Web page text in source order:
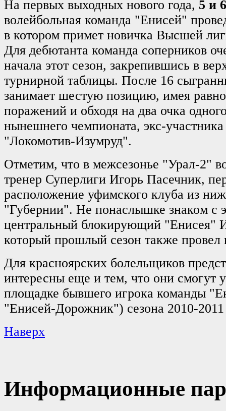
На первых выходных нового года, 5 и
волейбольная команда "Енисей"
в котором примет новичка Высшей
Для дебютанта команда соперников
начала этот сезон, закрепившись в
турнирной таблицы. После 16
занимает шестую позицию, имея
поражений и обходя на два очка
нынешнего чемпионата, экс-
"Локомотив-Изумруд".
Отметим, что в межсезонье "Урал-2"
тренер Суперлиги Игорь Пасечник,
расположение уфимского клуба из
"Губернии". Не понаслышке знаком с
центральный блокирующий "Енисея"
который прошлый сезон также
Для красноярских болельщиков
интересны еще и тем, что они смогут
площадке бывшего игрока команды
"Енисей-Дорожник") сезона 2010-
Наверх
Информационные